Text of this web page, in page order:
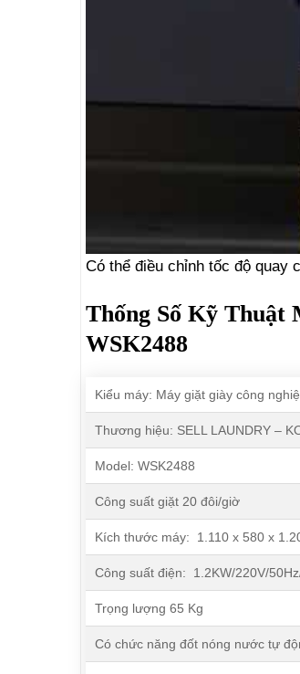
Có thể điều chỉnh tốc độ quay
Thống Số Kỹ Thuật
WSK2488
Kiểu máy: Máy giặt giày công
Thương hiệu: SELL LAUNDRY –
Model: WSK2488
Công suất giặt 20 đôi/giờ
Kích thước máy: 1.110 x 580 x
Công suất điện: 1.2KW/220V/
Trọng lượng 65 Kg
Có chức năng đốt nóng nước tự